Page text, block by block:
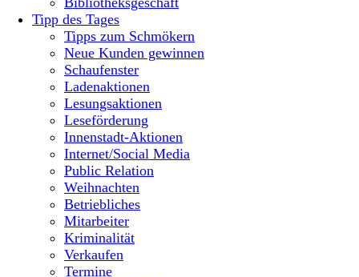
Tipp des Tages
Tipps zum Schmökern
Neue Kunden gewinnen
Schaufenster
Ladenaktionen
Lesungsaktionen
Leseförderung
Innenstadt-Aktionen
Internet/Social Media
Public Relation
Weihnachten
Betriebliches
Mitarbeiter
Kriminalität
Verkaufen
Termine